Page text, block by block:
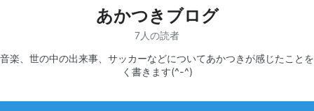
あかつきブログ
7人の読者
楽、世の中の出来事、サッカーなどについてあかつきが感じたこと
く書きます(^-^)